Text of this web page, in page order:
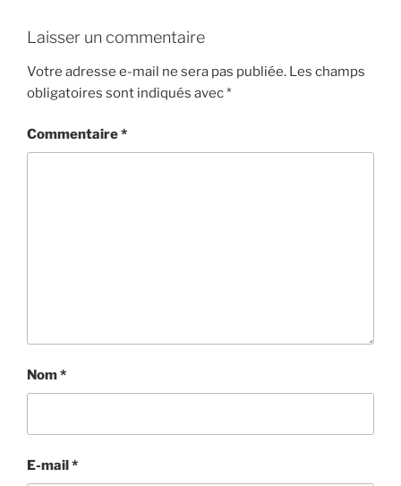
Laisser un commentaire
Votre adresse e-mail ne sera pas publiée. Les champs
obligatoires sont indiqués avec*
Commentaire*
Nom*
E-mail*